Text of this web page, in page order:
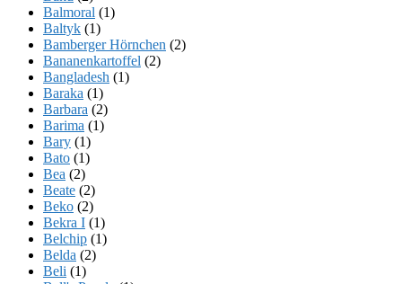
Balmoral (1)
Baltyk (1)
Bamberger Hörnchen (2)
Bananenkartoffel (2)
Bangladesh (1)
Baraka (1)
Barbara (2)
Barima (1)
Bary (1)
Bato (1)
Bea (2)
Beate (2)
Beko (2)
Bekra I (1)
Belchip (1)
Belda (2)
Beli (1)